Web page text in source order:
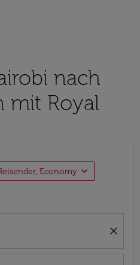
nach
mit Royal
Economy expand_more
close